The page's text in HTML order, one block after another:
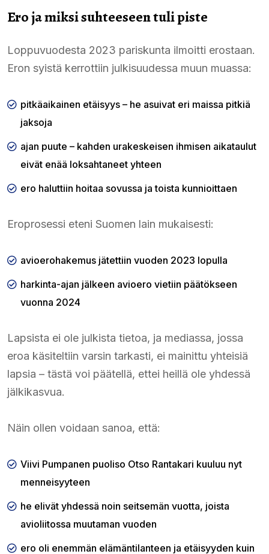
Ero ja miksi suhteeseen tuli piste
Loppuvuodesta 2023 pariskunta ilmoitti erostaan.
Eron syistä kerrottiin julkisuudessa muun muassa:
pitkäaikainen etäisyys – he asuivat eri maissa pitkiä
jaksoja
ajan puute – kahden urakeskeisen ihmisen aikataulut
eivät enää loksahtaneet yhteen
ero haluttiin hoitaa sovussa ja toista kunnioittaen
Eroprosessi eteni Suomen lain mukaisesti:
avioerohakemus jätettiin vuoden 2023 lopulla
harkinta-ajan jälkeen avioero vietiin päätökseen
vuonna 2024
Lapsista ei ole julkista tietoa, ja mediassa, jossa
eroa käsiteltiin varsin tarkasti, ei mainittu yhteisiä
lapsia – tästä voi päätellä, ettei heillä ole yhdessä
jälkikasvua.
Näin ollen voidaan sanoa, että:
Viivi Pumpanen puoliso Otso Rantakari kuuluu nyt
menneisyyteen
he elivät yhdessä noin seitsemän vuotta, joista
avioliitossa muutaman vuoden
ero oli enemmän elämäntilanteen ja etäisyyden kuin